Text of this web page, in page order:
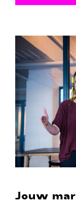
Jouw